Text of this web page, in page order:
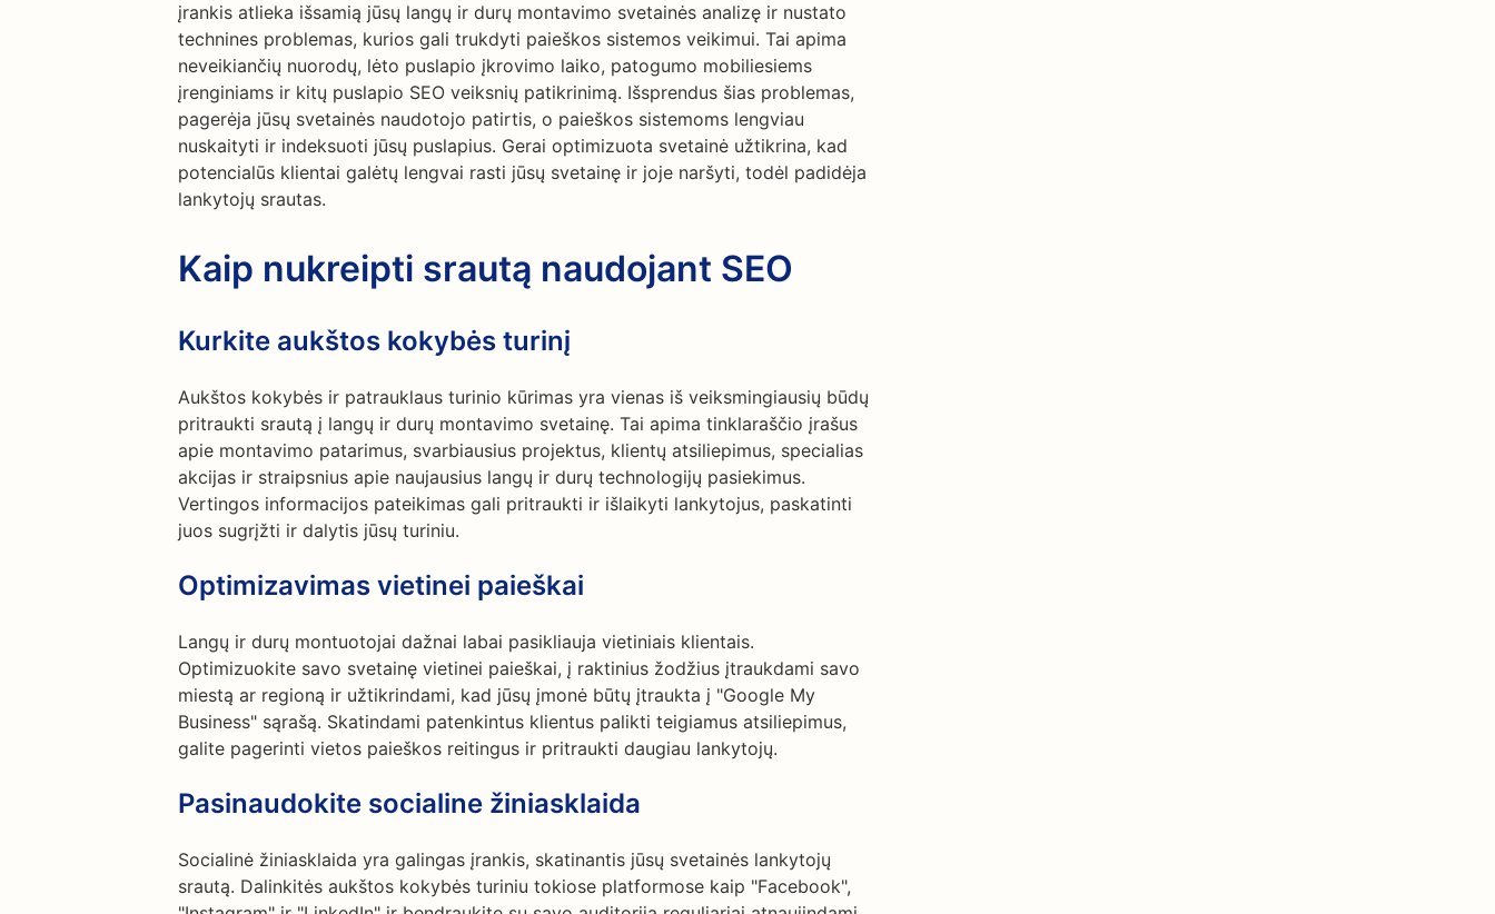
įrankis atlieka išsamią jūsų langų ir durų montavimo svetainės analizę ir nustato
technines problemas, kurios gali trukdyti paieškos sistemos veikimui. Tai apima
neveikiančių nuorodų, lėto puslapio įkrovimo laiko, patogumo mobiliesiems
įrenginiams ir kitų puslapio SEO veiksnių patikrinimą. Išsprendus šias problemas,
pagerėja jūsų svetainės naudotojo patirtis, o paieškos sistemoms lengviau
nuskaityti ir indeksuoti jūsų puslapius. Gerai optimizuota svetainė užtikrina, kad
potencialūs klientai galėtų lengvai rasti jūsų svetainę ir joje naršyti, todėl padidėja
lankytojų srautas.
Kaip nukreipti srautą naudojant SEO
Kurkite aukštos kokybės turinį
Aukštos kokybės ir patrauklaus turinio kūrimas yra vienas iš veiksmingiausių būdų
pritraukti srautą į langų ir durų montavimo svetainę. Tai apima tinklaraščio įrašus
apie montavimo patarimus, svarbiausius projektus, klientų atsiliepimus, specialias
akcijas ir straipsnius apie naujausius langų ir durų technologijų pasiekimus.
Vertingos informacijos pateikimas gali pritraukti ir išlaikyti lankytojus, paskatinti
juos sugrįžti ir dalytis jūsų turiniu.
Optimizavimas vietinei paieškai
Langų ir durų montuotojai dažnai labai pasikliauja vietiniais klientais.
Optimizuokite savo svetainę vietinei paieškai, į raktinius žodžius įtraukdami savo
miestą ar regioną ir užtikrindami, kad jūsų įmonė būtų įtraukta į "Google My
Business" sąrašą. Skatindami patenkintus klientus palikti teigiamus atsiliepimus,
galite pagerinti vietos paieškos reitingus ir pritraukti daugiau lankytojų.
Pasinaudokite socialine žiniasklaida
Socialinė žiniasklaida yra galingas įrankis, skatinantis jūsų svetainės lankytojų
srautą. Dalinkitės aukštos kokybės turiniu tokiose platformose kaip "Facebook",